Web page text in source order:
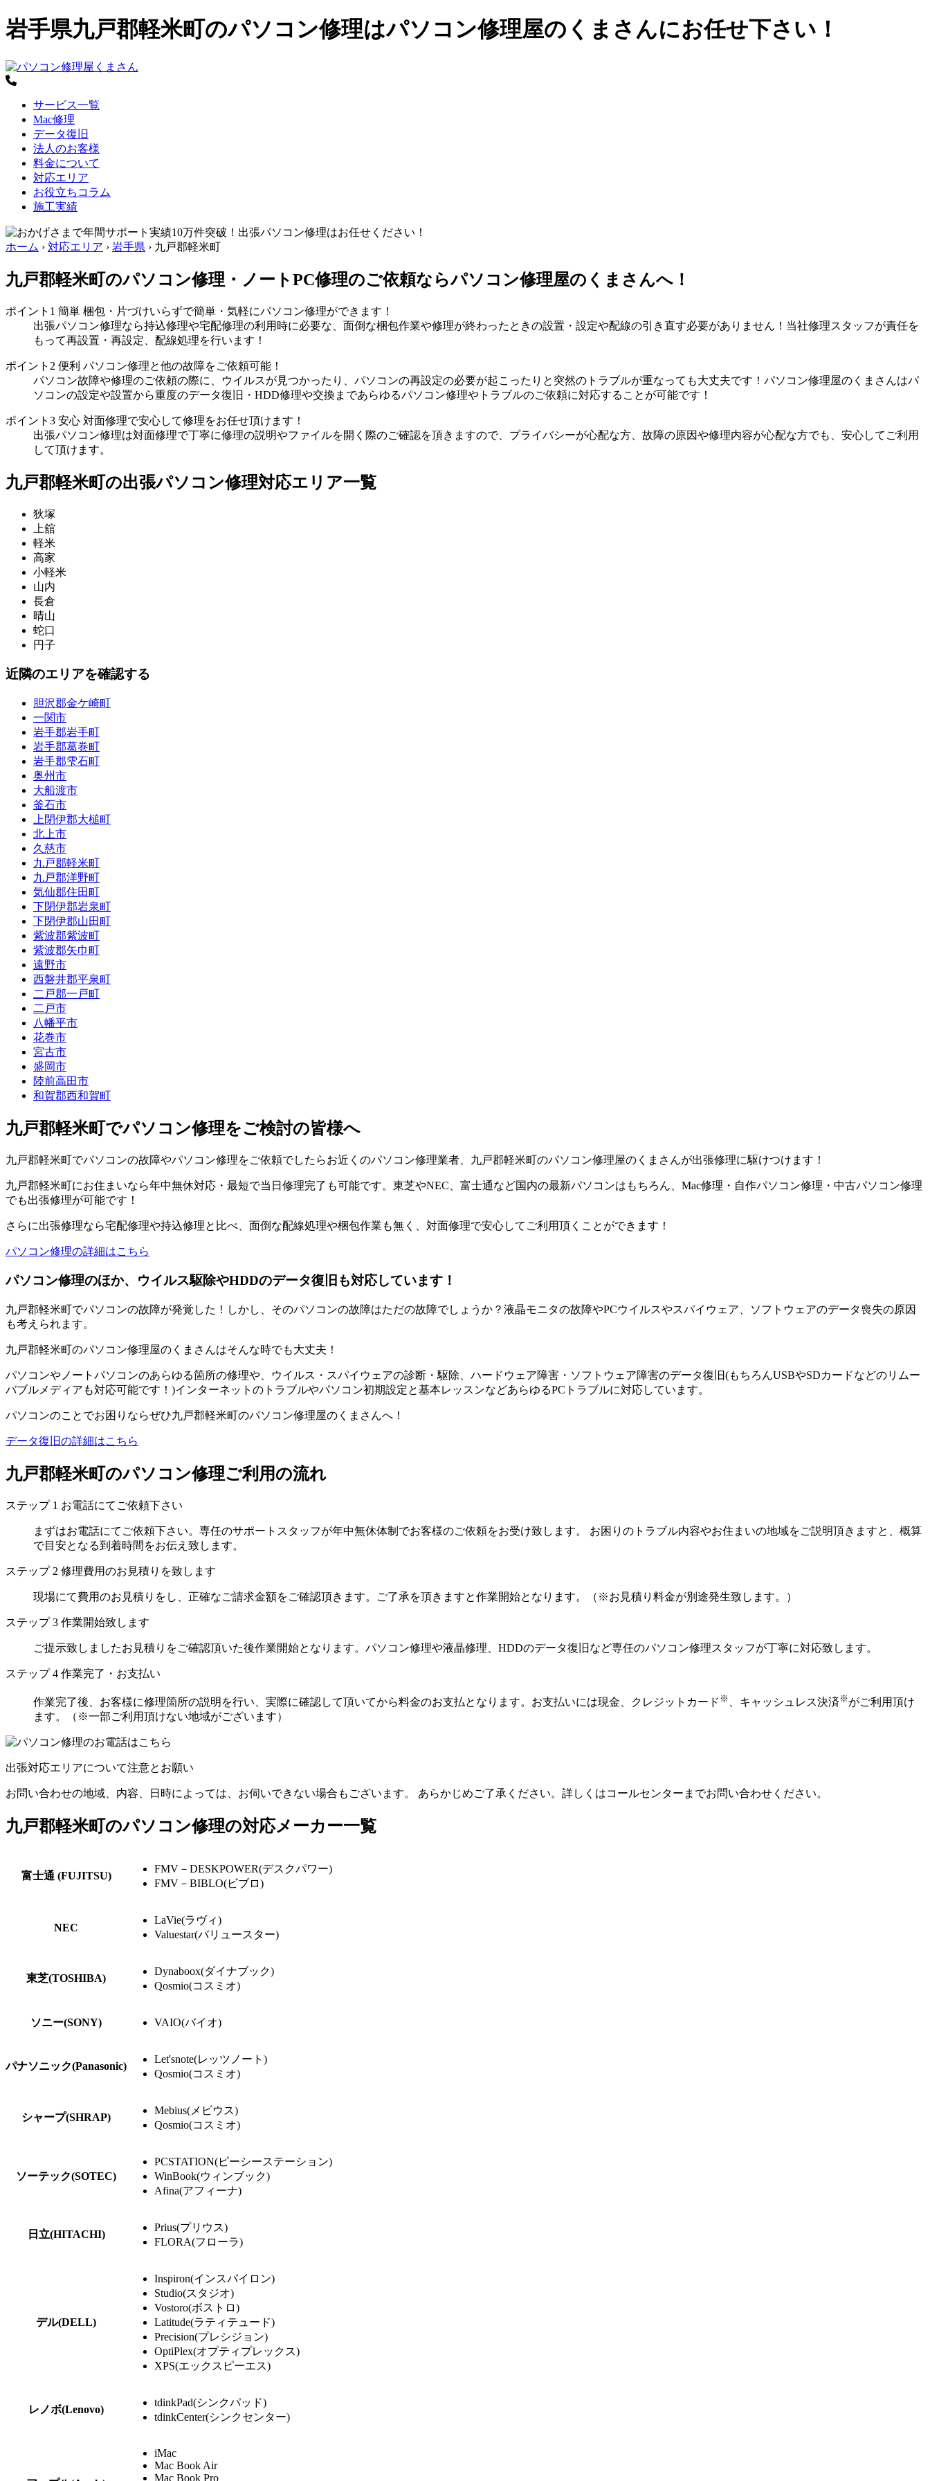
岩手県九戸郡軽米町のパソコン修理はパソコン修理屋のくまさんにお任せ下さい！
サービス一覧
Mac修理
データ復旧
法人のお客様
料金について
対応エリア
お役立ちコラム
施工実績
ホーム › 対応エリア › 岩手県 › 九戸郡軽米町
九戸郡軽米町のパソコン修理・ノートPC修理のご依頼ならパソコン修理屋のくまさんへ！
ポイント1 簡単 梱包・片づけいらずで簡単・気軽にパソコン修理ができます！
出張パソコン修理なら持込修理や宅配修理の利用時に必要な、面倒な梱包作業や修理が終わったときの設置・設定や配線の引き直す必要がありません！当社修理スタッフが責任を
もって再設置・再設定、配線処理を行います！
ポイント2 便利 パソコン修理と他の故障をご依頼可能！
パソコン故障や修理のご依頼の際に、ウイルスが見つかったり、パソコンの再設定の必要が起こったりと突然のトラブルが重なっても大丈夫です！パソコン修理屋のくまさんはパ
ソコンの設定や設置から重度のデータ復旧・HDD修理や交換まであらゆるパソコン修理やトラブルのご依頼に対応することが可能です！
ポイント3 安心 対面修理で安心して修理をお任せ頂けます！
出張パソコン修理は対面修理で丁寧に修理の説明やファイルを開く際のご確認を頂きますので、プライバシーが心配な方、故障の原因や修理内容が心配な方でも、安心してご利用
して頂けます。
九戸郡軽米町の出張パソコン修理対応エリア一覧
狄塚
上舘
軽米
高家
小軽米
山内
長倉
晴山
蛇口
円子
近隣のエリアを確認する
胆沢郡金ケ崎町
一関市
岩手郡岩手町
岩手郡葛巻町
岩手郡雫石町
奥州市
大船渡市
釜石市
上閉伊郡大槌町
北上市
久慈市
九戸郡軽米町
九戸郡洋野町
気仙郡住田町
下閉伊郡岩泉町
下閉伊郡山田町
紫波郡紫波町
紫波郡矢巾町
遠野市
西磐井郡平泉町
二戸郡一戸町
二戸市
八幡平市
花巻市
宮古市
盛岡市
陸前高田市
和賀郡西和賀町
九戸郡軽米町でパソコン修理をご検討の皆様へ
九戸郡軽米町でパソコンの故障やパソコン修理をご依頼でしたらお近くのパソコン修理業者、九戸郡軽米町のパソコン修理屋のくまさんが出張修理に駆けつけます！
九戸郡軽米町にお住まいなら年中無休対応・最短で当日修理完了も可能です。東芝やNEC、富士通など国内の最新パソコンはもちろん、Mac修理・自作パソコン修理・中古パソコン修理
でも出張修理が可能です！
さらに出張修理なら宅配修理や持込修理と比べ、面倒な配線処理や梱包作業も無く、対面修理で安心してご利用頂くことができます！
パソコン修理の詳細はこちら
パソコン修理のほか、ウイルス駆除やHDDのデータ復旧も対応しています！
九戸郡軽米町でパソコンの故障が発覚した！しかし、そのパソコンの故障はただの故障でしょうか？液晶モニタの故障やPCウイルスやスパイウェア、ソフトウェアのデータ喪失の原因
も考えられます。
九戸郡軽米町のパソコン修理屋のくまさんはそんな時でも大丈夫！
パソコンやノートパソコンのあらゆる箇所の修理や、ウイルス・スパイウェアの診断・駆除、ハードウェア障害・ソフトウェア障害のデータ復旧(もちろんUSBやSDカードなどのリムー
バブルメディアも対応可能です！)インターネットのトラブルやパソコン初期設定と基本レッスンなどあらゆるPCトラブルに対応しています。
パソコンのことでお困りならぜひ九戸郡軽米町のパソコン修理屋のくまさんへ！
データ復旧の詳細はこちら
九戸郡軽米町のパソコン修理ご利用の流れ
ステップ 1 お電話にてご依頼下さい
まずはお電話にてご依頼下さい。専任のサポートスタッフが年中無休体制でお客様のご依頼をお受け致します。 お困りのトラブル内容やお住まいの地域をご説明頂きますと、概算
で目安となる到着時間をお伝え致します。
ステップ 2 修理費用のお見積りを致します
現場にて費用のお見積りをし、正確なご請求金額をご確認頂きます。ご了承を頂きますと作業開始となります。（※お見積り料金が別途発生致します。）
ステップ 3 作業開始致します
ご提示致しましたお見積りをご確認頂いた後作業開始となります。パソコン修理や液晶修理、HDDのデータ復旧など専任のパソコン修理スタッフが丁寧に対応致します。
ステップ 4 作業完了・お支払い
作業完了後、お客様に修理箇所の説明を行い、実際に確認して頂いてから料金のお支払となります。お支払いには現金、クレジットカード ※ 、キャッシュレス決済 ※ がご利用頂け
ます。（※一部ご利用頂けない地域がございます）
出張対応エリアについて注意とお願い
お問い合わせの地域、内容、日時によっては、お伺いできない場合もございます。 あらかじめご了承ください。詳しくはコールセンターまでお問い合わせください。
九戸郡軽米町のパソコン修理の対応メーカー一覧
富士通 (FUJITSU)
FMV－DESKPOWER(デスクパワー)
FMV－BIBLO(ビブロ)
NEC
LaVie(ラヴィ)
Valuestar(バリュースター)
東芝(TOSHIBA)
Dynaboox(ダイナブック)
Qosmio(コスミオ)
ソニー(SONY) VAIO(バイオ)
パナソニック(Panasonic)
Let'snote(レッツノート)
Qosmio(コスミオ)
シャープ(SHRAP)
Mebius(メビウス)
Qosmio(コスミオ)
ソーテック(SOTEC)
PCSTATION(ピーシーステーション)
WinBook(ウィンブック)
Afina(アフィーナ)
日立(HITACHI)
Prius(プリウス)
FLORA(フローラ)
デル(DELL)
Inspiron(インスパイロン)
Studio(スタジオ)
Vostoro(ボストロ)
Latitude(ラティテュード)
Precision(プレシジョン)
OptiPlex(オプティプレックス)
XPS(エックスピーエス)
レノボ(Lenovo)
tdinkPad(シンクパッド)
tdinkCenter(シンクセンター)
iMac
Mac Book Air
Mac Book Pro